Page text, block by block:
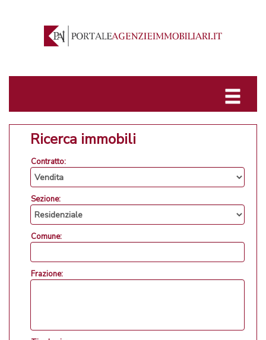
Ricerca immobili
Contratto:
Sezione:
Comune:
Frazione: